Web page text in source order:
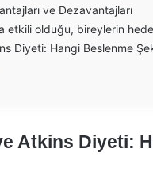
ve Dezavantajları
günlük toplam kalori alımının %5-10'u kadar. Yüksek yağ ve orta düzeyde protein alımı, vücudun yağ yakımını teşvik eder. Ketojenik diyetin temel amacı, vücudun glikoz yerine yağları enerji kaynağı olarak kullanmasını sağlamaktır. Bu süreç, kilo kaybı ve genel sağlığın iyileşmesi gibi birçok fayda sunabilir. Atkins diyeti ise, düşük karbonhidratlı bir beslenme planı olarak bilinir ve dört aşamadan oluşur. İlk aşama, karbonhidrat alımını ciddi şekilde kısıtlayarak hızlı kilo kaybını teşvik eder. İkinci aşama, daha fazla karbonhidrat eklemeye izin verir ancak hala düşük seviyelerde tutulur. Üçüncü aşama, daha fazla esneklik sunarak bireylerin kişisel tolerans seviyelerine göre karbonhidrat alımını ayarlamalarına olanak tanır. Son aşama ise, sağlıklı bir yaşam tarzını sürdürmek için gereken dengeli beslenme alışkanlıklarını oluşturmayı hedefler. Her iki diyet de, kilo kaybı hedeflerine ulaşmak isteyenler için popüler seçeneklerdir. Ancak, ketojenik diyetin daha hızlı ve etkili sonuçlar sunduğu bazı araştırmalarla gösterilmiştir.
Diyeti: Hangi Beslenme
Atkins Diyeti: